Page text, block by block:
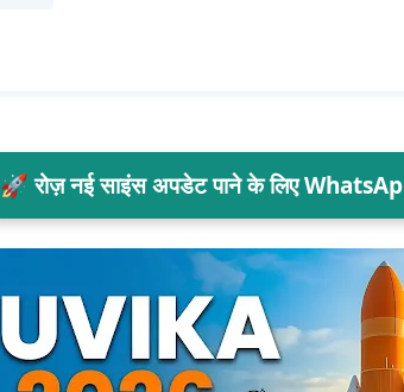
🚀 रोज़ नई साइंस अपडेट पाने के लिए